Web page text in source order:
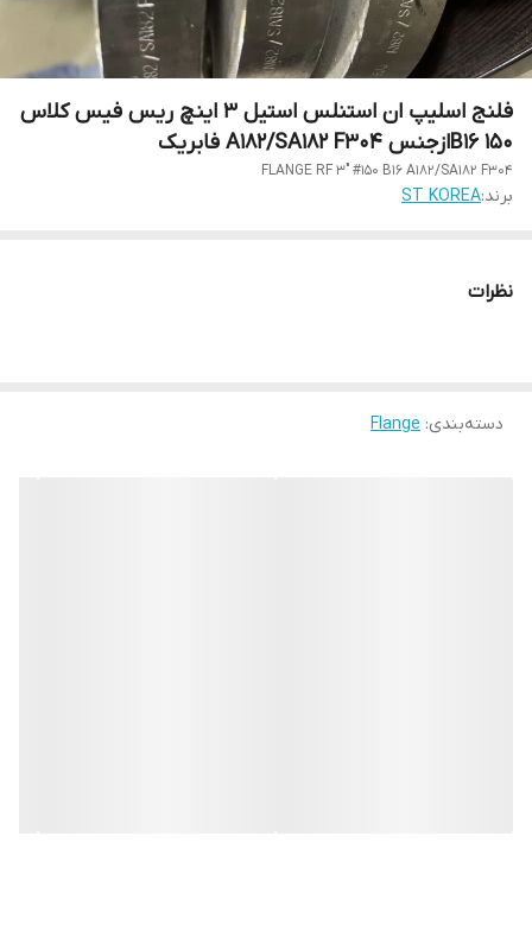
فلنج اسلیپ ان استنلس استیل 3 اینچ ریس فیس کلاس
150 B16ازجنس A182/SA182 F304 فابریک
FLANGE RF 3" #150 B16 A182/SA182 F304
برند:ST KOREA
نظرات
دسته‌بندی:
Flange